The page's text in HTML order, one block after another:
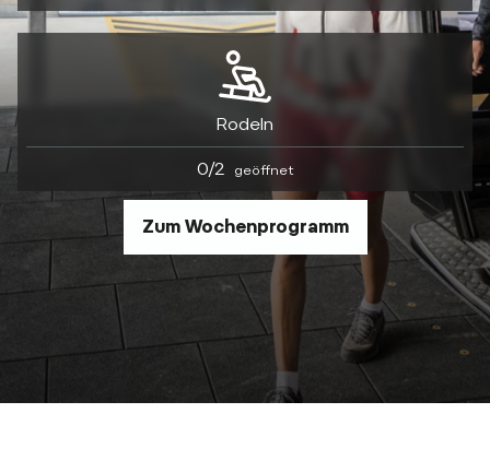
Rodeln
0/2 geöffnet
Zum Wochenprogramm